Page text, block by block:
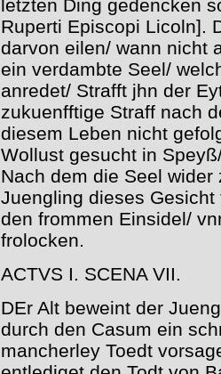
letzten Ding gedencken
Ruperti Episcopi Licoln].
darvon eilen/ wann nicht
ein verdambte Seel/
anredet/ Strafft jhn der
zukuenfftige Straff nach
diesem Leben nicht
Wollust gesucht in
Nach dem die Seel
Juengling dieses
den frommen Einsidel/
frolocken.
ACTVS I. SCENA VII.
DEr Alt beweint der
durch den Casum ein
mancherley Toedt